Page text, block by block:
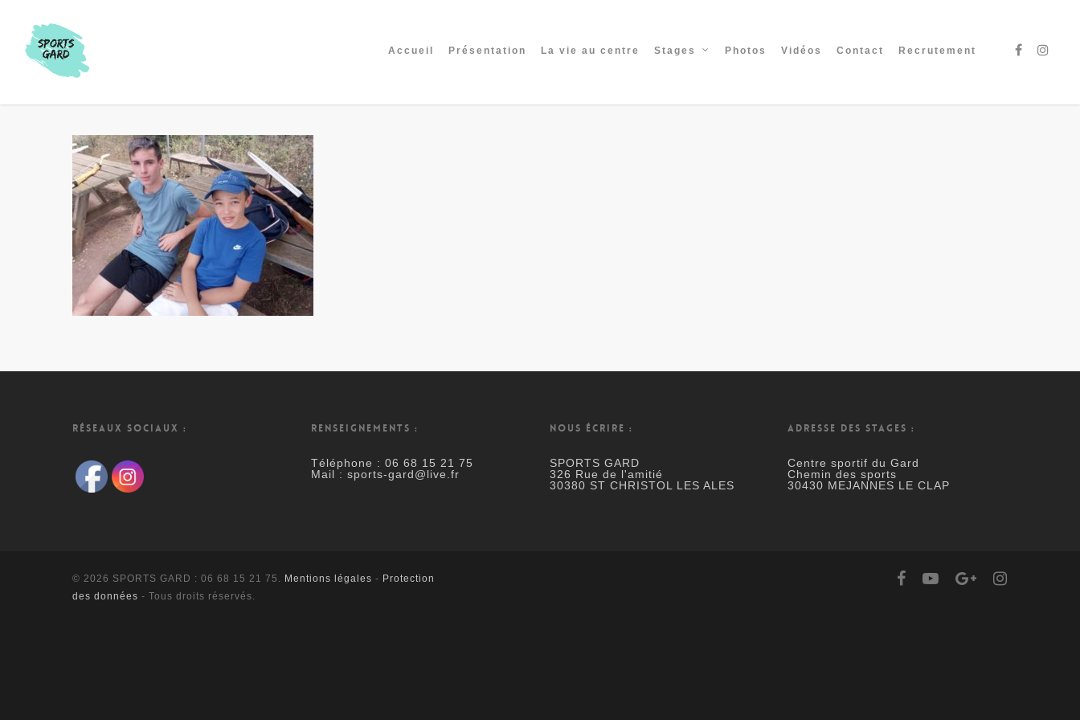
Accueil Présentation La vie au centre Stages Photos Vidéos Contact Recrutement
RÉSEAUX SOCIAUX : RENSEIGNEMENTS :
Téléphone : 06 68 15 21 75
Mail : sports-gard@live.fr
NOUS ÉCRIRE :
SPORTS GARD
326 Rue de l'amitié
30380 ST CHRISTOL LES ALES
ADRESSE DES STAGES :
Centre sportif du Gard
Chemin des sports
30430 MEJANNES LE CLAP
© 2026 SPORTS GARD : 06 68 15 21 75. Mentions légales - Protection
des données - Tous droits réservés.